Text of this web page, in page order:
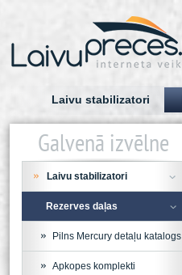
Laivu stabilizatori
Galvenā izvēlne
Laivu stabilizatori
Rezerves daļas
Pilns Mercury detaļu katalogs
Apkopes komplekti